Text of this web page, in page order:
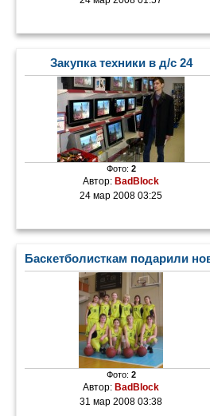
Закупка техники в д/с 24
Фото: 2
Автор:BadBlock
24 мар 2008 03:25
Баскетболисткам подарили
Фото: 2
Автор: BadBlock
31 мар 2008 03:38